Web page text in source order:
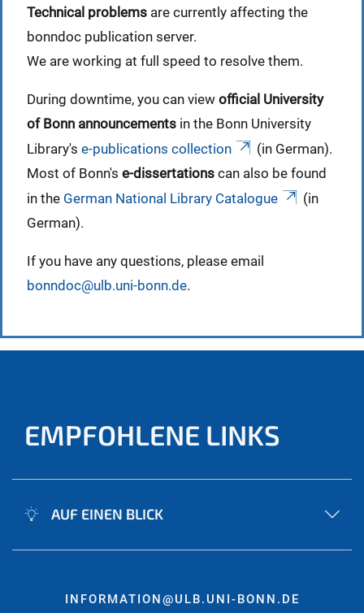
Technical problems are currently affecting the
bonndoc publication server.
We are working at full speed to resolve them.
During downtime, you can view official University
of Bonn announcements in the Bonn University
Library's e-publications collection
(in German).
Most of Bonn's e-dissertations can also be found
in the German National Library Catalogue
(in
German).
If you have any questions, please email
bonndoc@ulb.uni-bonn.de.
EMPFOHLENE LINKS
AUF EINEN BLICK
INFORMATION@ULB.UNI-BONN.DE